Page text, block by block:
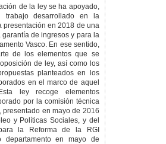
las
de
de la ley se ha apoyado,
desarrollado en la
presentación en 2018 de una
de ingresos y para la
Vasco. En ese sentido,
de los elementos que se
de ley, así como los
planteados en los
en el marco de aquel
ley recoge elementos
por la comisión técnica
presentado en mayo de 2016
y Políticas Sociales, y del
la Reforma de la RGI
en mayo de